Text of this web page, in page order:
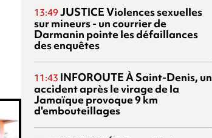
13:49 JUSTICEViolences sexuelles
sur mineurs - un courrier de
Darmanin pointe les défaillances
des enquêtes
11:43 INFOROUTEÀ Saint-Denis, un
accident après le virage de la
Jamaïque provoque 9 km
d'embouteillages